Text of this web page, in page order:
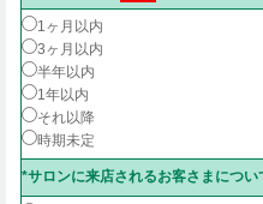
1ヶ月以内
3ヶ月以内
半年以内
1年以内
それ以降
時期未定
*サロンに来店されるお客さまにつ